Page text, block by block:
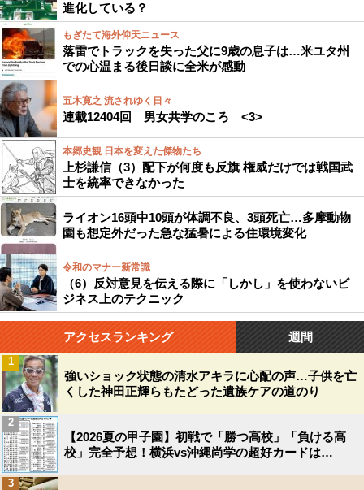
進化している？
もぎたて海外仰天ニュース
落雷でトラックを失った父に9歳の息子は…米ユタ州
での心温まる後日談に全米が感動
五木寛之 流されゆく日々
連載12404回 男女共学のころ <3>
本郷史観 日本を変えた傑物たち
上杉謙信（3）配下が何度も反旗 権威だけでは戦国武
士を統率できなかった
ライオン16頭中10頭が体調不良、3頭死亡…多摩動物
園も想定外だった急な猛暑による住環境変化
令和のマナー新常識
（6）反対意見を伝える際に「しかし」を使わないビ
ジネス上のテクニック
アクセスランキング 週間
強いショック状態の清水アキラに心配の声…子供を亡
くした神田正輝らもたどった遺族ケアの道のり
1
【2026夏の甲子園】初戦で「勝つ高校」「負ける高
校」完全予想！横浜vs沖縄尚学の超好カードは…
2
3